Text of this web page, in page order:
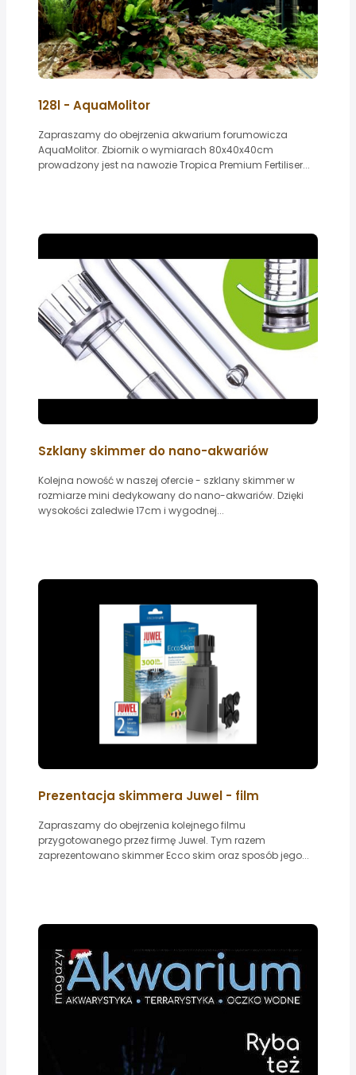
128l - AquaMolitor
Zapraszamy do obejrzenia akwarium forumowicza
AquaMolitor. Zbiornik o wymiarach 80x40x40cm
prowadzony jest na nawozie Tropica Premium Fertiliser...
Szklany skimmer do nano-akwariów
Kolejna nowość w naszej ofercie - szklany skimmer w
rozmiarze mini dedykowany do nano-akwariów. Dzięki
wysokości zaledwie 17cm i wygodnej...
Prezentacja skimmera Juwel - film
Zapraszamy do obejrzenia kolejnego filmu
przygotowanego przez firmę Juwel. Tym razem
zaprezentowano skimmer Ecco skim oraz sposób jego...